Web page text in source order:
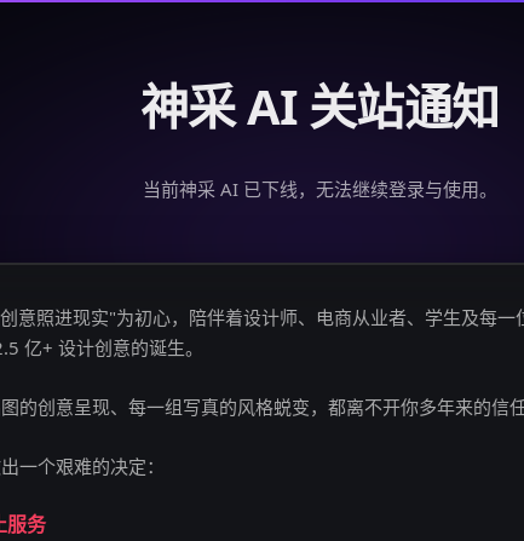
神采 AI 关站通知
当前神采 AI 已下线，无法继续登录与使用。
意照进现实"为初心，陪伴着设计师、电商从业者、学生及每
亿+ 设计创意的诞生。
的创意呈现、每一组写真的风格蜕变，都离不开你多年来的信
一个艰难的决定：
服务